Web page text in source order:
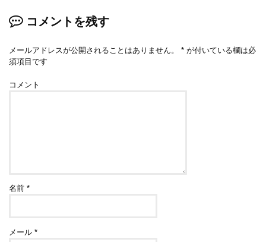
コメントを残す
メールアドレスが公開されることはありません。 * が付いている欄は必
須項目です
コメント
名前*
メール*